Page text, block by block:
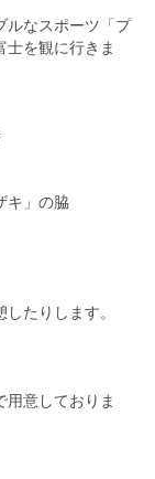
ルなスポーツ「プ
士を観に行きま
キ」の脇
たりします。
意しておりま